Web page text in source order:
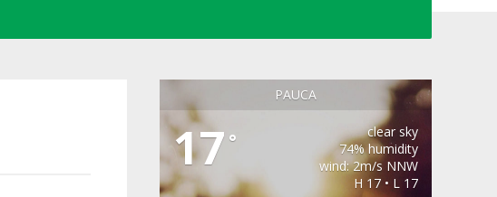
PAUCA
17 °
clear sky
74% humidity
wind: 2m/s NNW
H 17 • L 17